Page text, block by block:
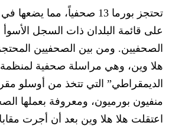
تحتجز بورما 13 صحفياً، مما
على قائمة البلدان ذات السجل
الصحفيين. ومن بين الصحفيين
هلا وين، وهي مر اسلة صحفية
الديمقراطي” التي تتخذ من أوسلو
منفيون بورميون، ومعروفة بعملها
اعتقلت هلا هلا وين بعد أن أجرت